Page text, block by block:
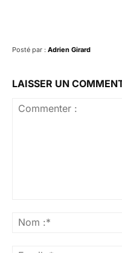
Posté par : Adrien Girard
LAISSER UN